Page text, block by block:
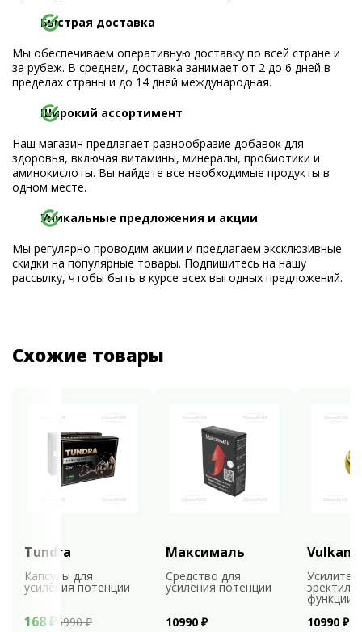
Быстрая доставка
Мы обеспечиваем оперативную доставку по всей стране и
за рубеж. В среднем, доставка занимает от 2 до 6 дней в
пределах страны и до 14 дней международная.
Широкий ассортимент
Наш магазин предлагает разнообразие добавок для
здоровья, включая витамины, минералы, пробиотики и
аминокислоты. Вы найдете все необходимые продукты в
одном месте.
Уникальные предложения и акции
Мы регулярно проводим акции и предлагаем эксклюзивные
скидки на популярные товары. Подпишитесь на нашу
рассылку, чтобы быть в курсе всех выгодных предложений.
Схожие товары
Tundra
Капсулы для
усиления потенции
168 ₽ 6990 ₽
Максималь
Средство для
усиления потенции
10990 ₽
Vulkan
функции
10990 ₽